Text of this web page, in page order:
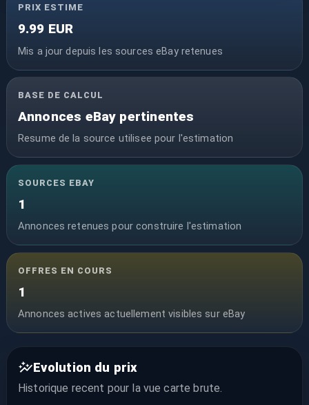
PRIX ESTIME
9.99 EUR
Mis a jour depuis les sources eBay retenues
BASE DE CALCUL
Annonces eBay pertinentes
Resume de la source utilisee pour l'estimation
SOURCES EBAY
1
Annonces retenues pour construire l'estimation
OFFRES EN COURS
1
Annonces actives actuellement visibles sur eBay
Evolution du prix
Historique recent pour la vuecarte brute.